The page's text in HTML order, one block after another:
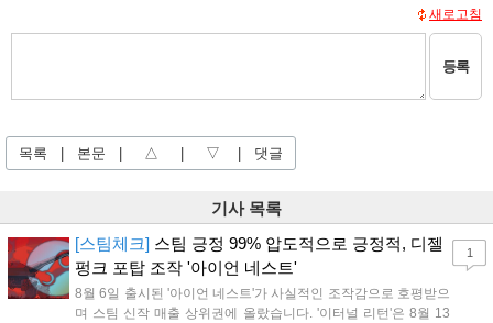
새로고침
등록
목록 본문 △ ▽ 댓글
기사 목록
[스팀체크] 스팀 긍정 99% 압도적으로 긍정적, 디젤
펑크 포탑 조작 '아이언 네스트'
8월 6일 출시된 '아이언 네스트'가 사실적인 조작감으로 호평받으
며 스팀 신작 매출 상위권에 올랐습니다. '이터널 리턴'은 8월 13
1